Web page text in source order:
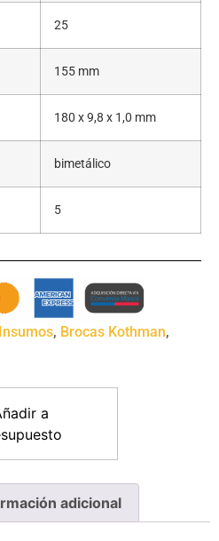
25
155 mm
180 x 9,8 x 1,0 mm
bimetálico
5
, Brocas Kothman,
a
adicional